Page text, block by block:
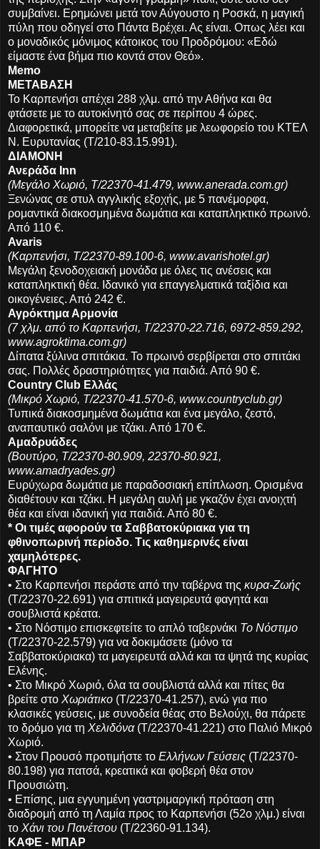
συμβαίνει. Ερημώνει μετά τον Αύγουστο η Ροσκά, η μαγική
πύλη που οδηγεί στο Πάντα Βρέχει. Ας είναι. Οπως λέει και
ο μοναδικός μόνιμος κάτοικος του Προδρόμου: «Εδώ
είμαστε ένα βήμα πιο κοντά στον Θεό».
Memo
ΜΕΤΑΒΑΣΗ
Το Καρπενήσι απέχει 288 χλμ. από την Αθήνα και θα
φτάσετε με το αυτοκίνητό σας σε περίπου 4 ώρες.
Διαφορετικά, μπορείτε να μεταβείτε με λεωφορείο του ΚΤΕΛ
Ν. Ευρυτανίας (Τ/210-83.15.991).
ΔΙΑΜΟΝΗ
Ανεράδα Inn
(Μεγάλο Χωριό, T/22370-41.479, www.anerada.com.gr)
Ξενώνας σε στυλ αγγλικής εξοχής, με 5 πανέμορφα,
ρομαντικά διακοσμημένα δωμάτια και καταπληκτικό πρωινό.
Από 110 €.
Avaris
(Καρπενήσι, T/22370-89.100-6, www.avarishotel.gr)
Μεγάλη ξενοδοχειακή μονάδα με όλες τις ανέσεις και
καταπληκτική θέα. Ιδανικό για επαγγελματικά ταξίδια και
οικογένειες. Από 242 €.
Αγρόκτημα Αρμονία
(7 χλμ. από το Καρπενήσι, Τ/22370-22.716, 6972-859.292,
www.agroktima.com.gr)
Δίπατα ξύλινα σπιτάκια. Το πρωινό σερβίρεται στο σπιτάκι
σας. Πολλές δραστηριότητες για παιδιά. Από 90 €.
Country Club Ελλάς
(Μικρό Χωριό, Τ/22370-41.570-6, www.countryclub.gr)
Τυπικά διακοσμημένα δωμάτια και ένα μεγάλο, ζεστό,
αναπαυτικό σαλόνι με τζάκι. Από 170 €.
Αμαδρυάδες
(Βουτύρο, Τ/22370-80.909, 22370-80.921,
www.amadryades.gr)
Ευρύχωρα δωμάτια με παραδοσιακή επίπλωση. Ορισμένα
διαθέτουν και τζάκι. Η μεγάλη αυλή με γκαζόν έχει ανοιχτή
θέα και είναι ιδανική για παιδιά. Από 80 €.
* Οι τιμές αφορούν τα Σαββατοκύριακα για τη
φθινοπωρινή περίοδο. Τις καθημερινές είναι
χαμηλότερες.
ΦΑΓΗΤΟ
• Στο Καρπενήσι περάστε από την ταβέρνα της κυρα-Ζωής
(Τ/22370-22.691) για σπιτικά μαγειρευτά φαγητά και
σουβλιστά κρέατα.
• Στο Νόστιμο επισκεφτείτε το απλό ταβερνάκι Το Νόστιμο
(Τ/22370-22.579) για να δοκιμάσετε (μόνο τα
Σαββατοκύριακα) τα μαγειρευτά αλλά και τα ψητά της κυρίας
Ελένης.
• Στο Μικρό Χωριό, όλα τα σουβλιστά αλλά και πίτες θα
βρείτε στο Χωριάτικο (Τ/22370-41.257), ενώ για πιο
κλασικές γεύσεις, με συνοδεία θέας στο Βελούχι, θα πάρετε
το δρόμο για τη Χελιδόνα(Τ/22370-41.221) στο Παλιό Μικρό
Χωριό.
• Στον Προυσό προτιμήστε το Ελλήνων Γεύσεις (Τ/22370-
80.198) για πατσά, κρεατικά και φοβερή θέα στον
Προυσιώτη.
• Επίσης, μια εγγυημένη γαστριμαργική πρόταση στη
διαδρομή από τη Λαμία προς το Καρπενήσι (52ο χλμ.) είναι
το Χάνι του Πανέτσου (Τ/22360-91.134).
ΚΑΦΕ - ΜΠΑΡ